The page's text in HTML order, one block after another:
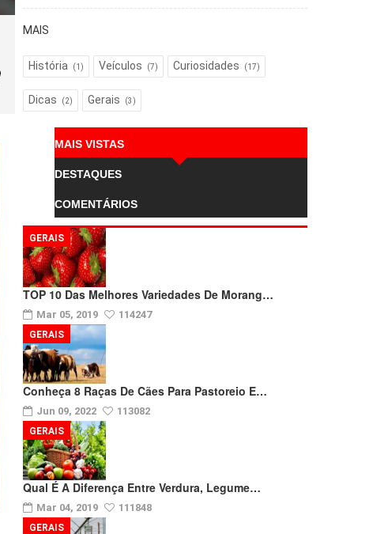
MAIS
História (1) Veículos (7) Curiosidades (17)
Dicas (2) Gerais (3)
MAIS VISTAS
DESTAQUES
COMENTÁRIOS
TOP 10 Das Melhores Variedades De Morang…
Mar 05, 2019 114247
GERAIS
Conheça 8 Raças De Cães Para Pastoreio E…
Jun 09, 2022 113082
GERAIS
Qual É A Diferença Entre Verdura, Legume…
Mar 04, 2019 111848
GERAIS
GERAIS